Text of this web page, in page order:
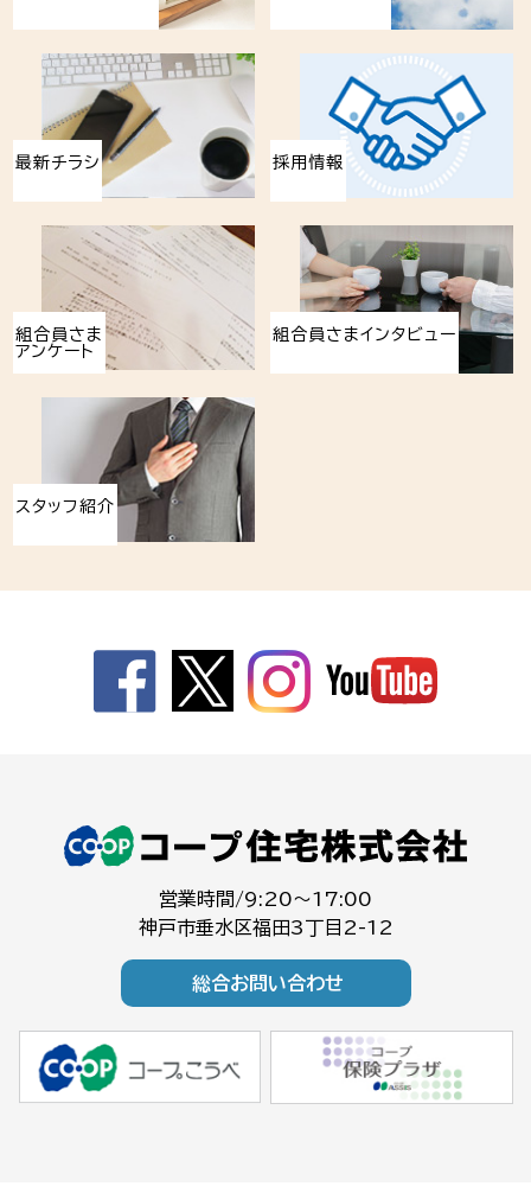
最新チラシ 採用情報
組合員さま
アンケート
組合員さまインタビュー
スタッフ紹介
営業時間/9:20～17:00
神戸市垂水区福田3丁目2-12
総合お問い合わせ